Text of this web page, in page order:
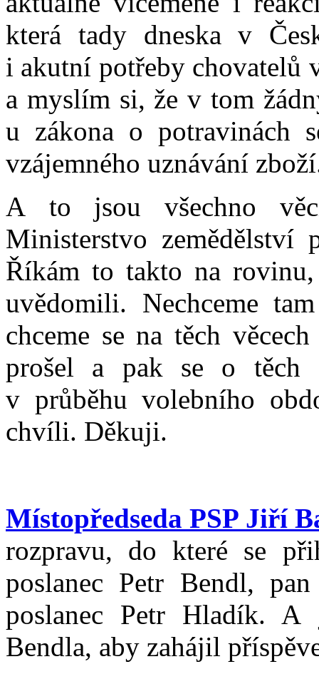
která tady dneska v
i akutní potřeby chovatelů
a myslím si, že v tom
u zákona o potravinách
vzájemného uznávání
A to jsou všechno
Ministerstvo zemědělství
Říkám to takto na
uvědomili. Nechceme
chceme se na těch
prošel a pak se o těch
v průběhu volebního
chvíli. Děkuji.
Místopředseda PSP Jiří
rozpravu, do které se
poslanec Petr Bendl,
poslanec Petr Hladík. A
Bendla, aby zahájil